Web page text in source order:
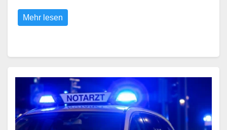
Mehr lesen